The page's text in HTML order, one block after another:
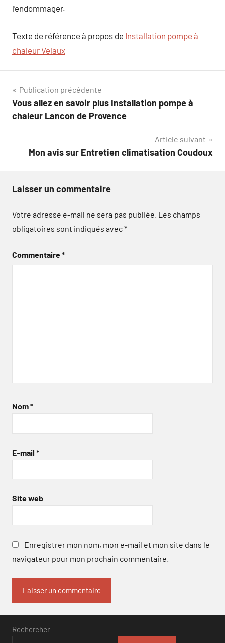
l’endommager.
Texte de référence à propos de Installation pompe à
chaleur Velaux
Navigation
de
Publication précédente
Vous allez en savoir plus Installation pompe à
chaleur Lancon de Provence
Article suivant
Mon avis sur Entretien climatisation Coudoux
Laisser un commentaire
Votre adresse e-mail ne sera pas publiée. Les champs
obligatoires sont indiqués avec*
Commentaire*
Nom*
E-mail *
Site web
Enregistrer mon nom, mon e-mail et mon site dans le
navigateur pour mon prochain commentaire.
Rechercher